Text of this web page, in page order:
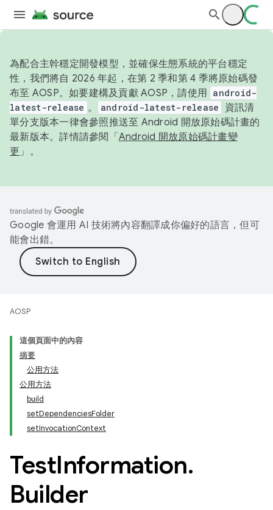
為配合主幹穩定開發模型，並確保生態系統的平台穩定
性，我們將自 2026 年起，在第 2 季和第 4 季將原始碼發
布至 AOSP。如要建構及貢獻 AOSP，請使用 android-
latest-release 。 android-latest-release
資訊清
單分支版本一律會參照推送至 Android 開放原始碼計畫的
最新版本。詳情請參閱「 Android 開放原始碼計畫變
更 」。
Google 會運用 AI 技術將內容翻譯成你偏好的語言，但可
能會出錯。
AOSP
這個頁面中的內容
摘要
公用方法
公用方法
build
setDependenciesFolder
setInvocationContext
TestInformation.
Builder